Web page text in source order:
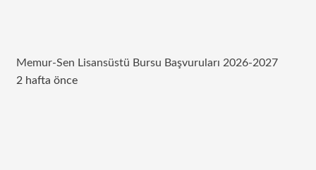
Memur-Sen Lisansüstü Bursu Başvuruları 2026-2027
2 hafta önce